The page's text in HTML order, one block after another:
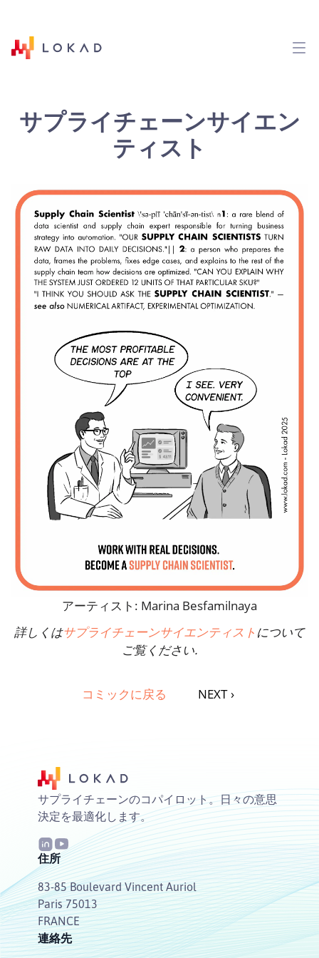
サプライチェーンサイエン
ティスト
アーティスト: Marina Besfamilnaya
詳しくはサプライチェーンサイエンティスト について
ご覧ください.
コミックに戻る NEXT ›
サプライチェーンのコパイロット。日々の意思
決定を最適化します。
住所
83-85 Boulevard Vincent Auriol
Paris 75013
FRANCE
連絡先